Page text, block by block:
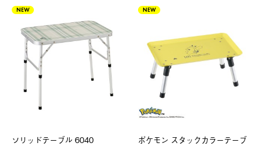
NEW
ソリッドテーブル 6040
NEW
ポケモン スタックカラーテーブ